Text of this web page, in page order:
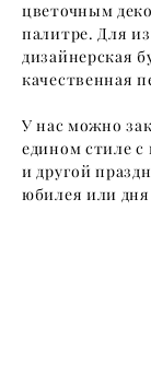
цветочным
палитре. Для
дизайнерская
качественная
У нас можно
едином стиле
и другой
юбилея или